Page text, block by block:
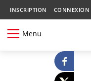
INSCRIPTION CONNEXION
Menu